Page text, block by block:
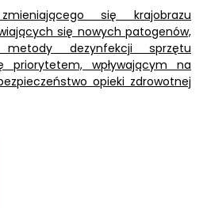
się krajobrazu
się nowych patogenów,
metody dezynfekcji sprzętu
priorytetem, wpływającym na
opieki zdrowotnej